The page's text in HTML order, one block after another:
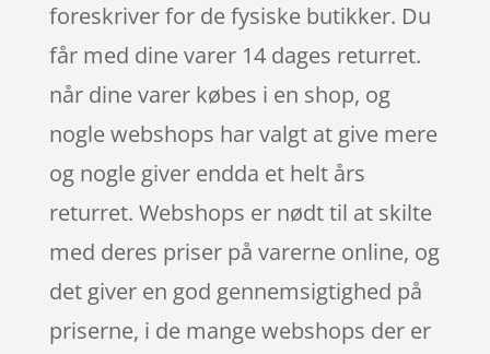
foreskriver for de fysiske butikker. Du
får med dine varer 14 dages returret.
når dine varer købes i en shop, og
nogle webshops har valgt at give mere
og nogle giver endda et helt års
returret. Webshops er nødt til at skilte
med deres priser på varerne online, og
det giver en god gennemsigtighed på
priserne, i de mange webshops der er